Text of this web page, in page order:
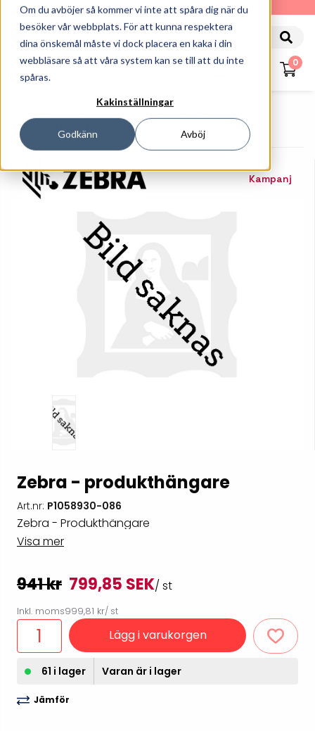
Om du avböjer så kommer vi inte att spåra dig när du
besöker vår webbplats. För att kunna respektera
dina önskemål måste vi dock placera en kaka i din
webbläsare så att våra system kan se till att du inte
spåras.
Kakinställningar
Godkänn Avböj
010-162 61 90
0
Skrivare
Tillbehör Skrivare
Zebra - Produkthängare
Kampanj
Zebra - produkthängare
Art.nr: P1058930-086
Zebra - Produkthängare
Visa mer
941 kr 799,85 SEK/ st
Inkl. moms999,81 kr/ st
Lägg i varukorgen
61 i lager Varan är i lager
Jämför